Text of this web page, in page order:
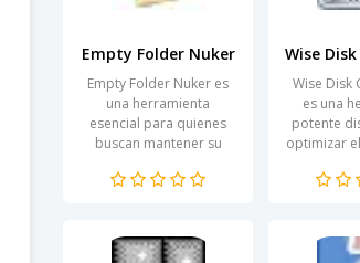
Empty Folder Nuker
Empty Folder Nuker es
una herramienta
esencial para quienes
buscan mantener su
eficiente. Con el tiempo,
Wise Disk
es una
potente
optimizar
al liberar